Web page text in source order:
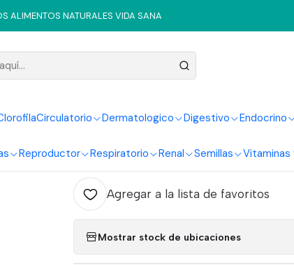
Circulatorio Dermatologico Digestivo Endocrino
Reproductor Respiratorio Renal Semillas Vitaminas
ALIMENTOS NATURALES VIDA SANA
Vinagre Vinagre De Premium 750Ml Car Y Mer
Vinagre De
Mer
Cantidad
Agregar al Carrito
Agregar a la lista de favoritos
Mostrar stock de ubicaciones